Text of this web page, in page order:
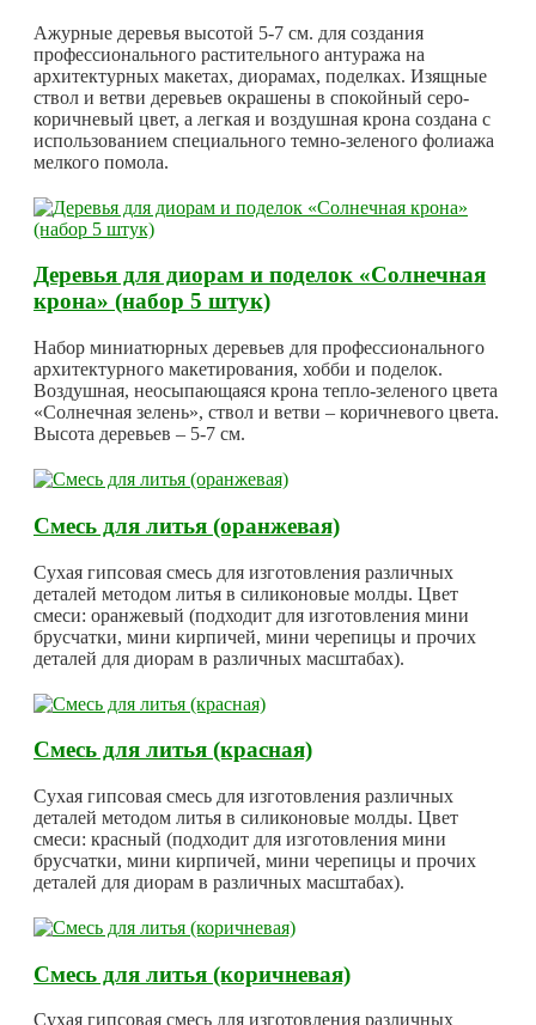
Ажурные деревья высотой 5-7 см. для создания
профессионального растительного антуража на
архитектурных макетах, диорамах, поделках. Изящные
ствол и ветви деревьев окрашены в спокойный серо-
коричневый цвет, а легкая и воздушная крона создана с
использованием специального темно-зеленого фолиажа
мелкого помола.
Деревья для диорам и поделок «Солнечная
крона» (набор 5 штук)
Набор миниатюрных деревьев для профессионального
архитектурного макетирования, хобби и поделок.
Воздушная, неосыпающаяся крона тепло-зеленого цвета
«Солнечная зелень», ствол и ветви – коричневого цвета.
Высота деревьев – 5-7 см.
Смесь для литья (оранжевая)
Сухая гипсовая смесь для изготовления различных
деталей методом литья в силиконовые молды. Цвет
смеси: оранжевый (подходит для изготовления мини
брусчатки, мини кирпичей, мини черепицы и прочих
деталей для диорам в различных масштабах).
Смесь для литья (красная)
Сухая гипсовая смесь для изготовления различных
деталей методом литья в силиконовые молды. Цвет
смеси: красный (подходит для изготовления мини
брусчатки, мини кирпичей, мини черепицы и прочих
деталей для диорам в различных масштабах).
Смесь для литья (коричневая)
Сухая гипсовая смесь для изготовления различных